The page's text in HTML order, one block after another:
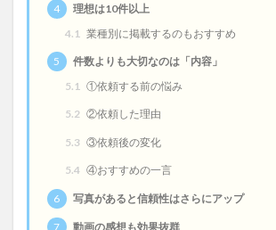
4
理想は10件以上
4.1 業種別に掲載するのもおすすめ
5
件数よりも大切なのは「内容」
5.1 ①依頼する前の悩み
5.2 ②依頼した理由
5.3 ③依頼後の変化
5.4 ④おすすめの一言
6 写真があると信頼性はさらにアップ
7 動画の感想も効果抜群